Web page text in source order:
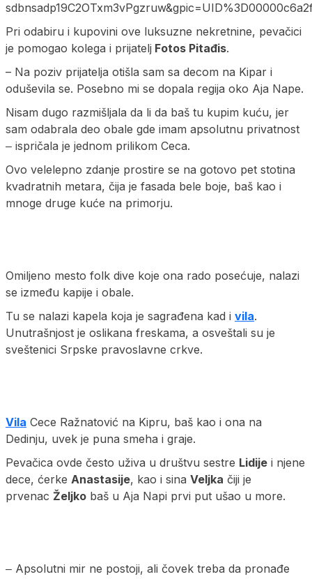
Pri odabiru i kupovini ove luksuzne nekretnine, pevačici
je pomogao kolega i prijatelj Fotos Pitađis.
– Na poziv prijatelja otišla sam sa decom na Kipar i
oduševila se. Posebno mi se dopala regija oko Aja Nape.
Nisam dugo razmišljala da li da baš tu kupim kuću, jer
sam odabrala deo obale gde imam apsolutnu privatnost
‒ ispričala je jednom prilikom Ceca.
Ovo velelepno zdanje prostire se na gotovo pet stotina
kvadratnih metara, čija je fasada bele boje, baš kao i
mnoge druge kuće na primorju.
Omiljeno mesto folk dive koje ona rado posećuje, nalazi
se između kapije i obale.
Tu se nalazi kapela koja je sagrađena kad i vila.
Unutrašnjost je oslikana freskama, a osveštali su je
sveštenici Srpske pravoslavne crkve.
Vila Cece Ražnatović na Kipru, baš kao i ona na
Dedinju, uvek je puna smeha i graje.
Pevačica ovde često uživa u društvu sestre Lidije i njene
dece, ćerke Anastasije, kao i sina Veljka čiji je
prvenac Željko baš u Aja Napi prvi put ušao u more.
‒ Apsolutni mir ne postoji, ali čovek treba da pronađe